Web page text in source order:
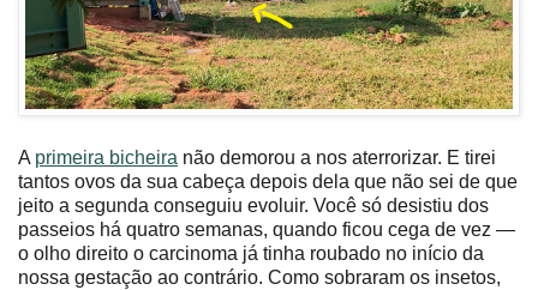
A primeira bicheira não demorou a nos aterrorizar. E tirei
tantos ovos da sua cabeça depois dela que não sei de que
jeito a segunda conseguiu evoluir. Você só desistiu dos
passeios há quatro semanas, quando ficou cega de vez —
o olho direito o carcinoma já tinha roubado no início da
nossa gestação ao contrário. Como sobraram os insetos,